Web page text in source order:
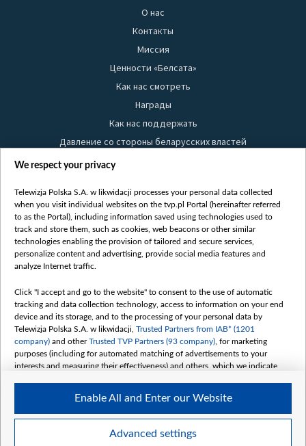
О нас
Контакты
Миссия
Ценности «Белсата»
Как нас смотреть
Награды
Как нас поддержать
Давление со стороны беларусских властей
Правила использования материалов
Безопасность
Youtube
Белсат news
Белсат Life
Belsat English
Biełsat PL
Белсат Now
Белсат Shorts
Белсат History
Белсат Music
Белсат Doc
My consents
We respect your privacy
Telewizja Polska S.A. w likwidacji processes your personal data collected
when you visit individual websites on the tvp.pl Portal (hereinafter referred
to as the Portal), including information saved using technologies used to
track and store them, such as cookies, web beacons or other similar
technologies enabling the provision of tailored and secure services,
personalize content and advertising, provide social media features and
analyze Internet traffic.
Click "I accept and go to the website" to consent to the use of automatic
tracking and data collection technology, access to information on your end
device and its storage, and to the processing of your personal data by
Telewizja Polska S.A. w likwidacji, Trusted Partners from IAB* (1201
company) and otherTrusted TVP Partners (93 company) , for marketing
purposes (including for automated matching of advertisements to your
interests and measuring their effectiveness) and others, which we indicate
The purposes of processing your data by TVP S.A. w likwidacji are as
follows:
Use limited data to select advertising
Advanced settings
Enable All and Enter our Website